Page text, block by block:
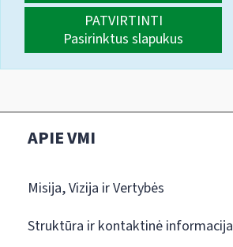
PATVIRTINTI
Pasirinktus slapukus
APIE VMI
Misija, Vizija ir Vertybės
Struktūra ir kontaktinė informacija